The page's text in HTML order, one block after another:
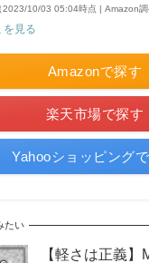
2023/10/03 05:04時点 | Amazon調
を見る
Amazonで探す
楽天市場で探す
Yahooショッピング
たい
【軽さは正義